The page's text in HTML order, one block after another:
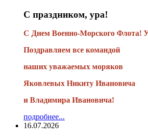
С праздником, ура!
С Днем Военно-Морского Флота!
Поздравляем все командой
наших уважаемых моряков
Яковлевых Никиту Ивановича
и Владимира Ивановича!
подробнее...
16.07.2026